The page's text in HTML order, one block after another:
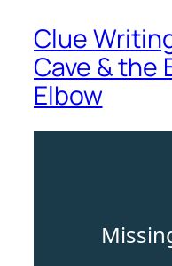
Clue
Cave & the
Elbow